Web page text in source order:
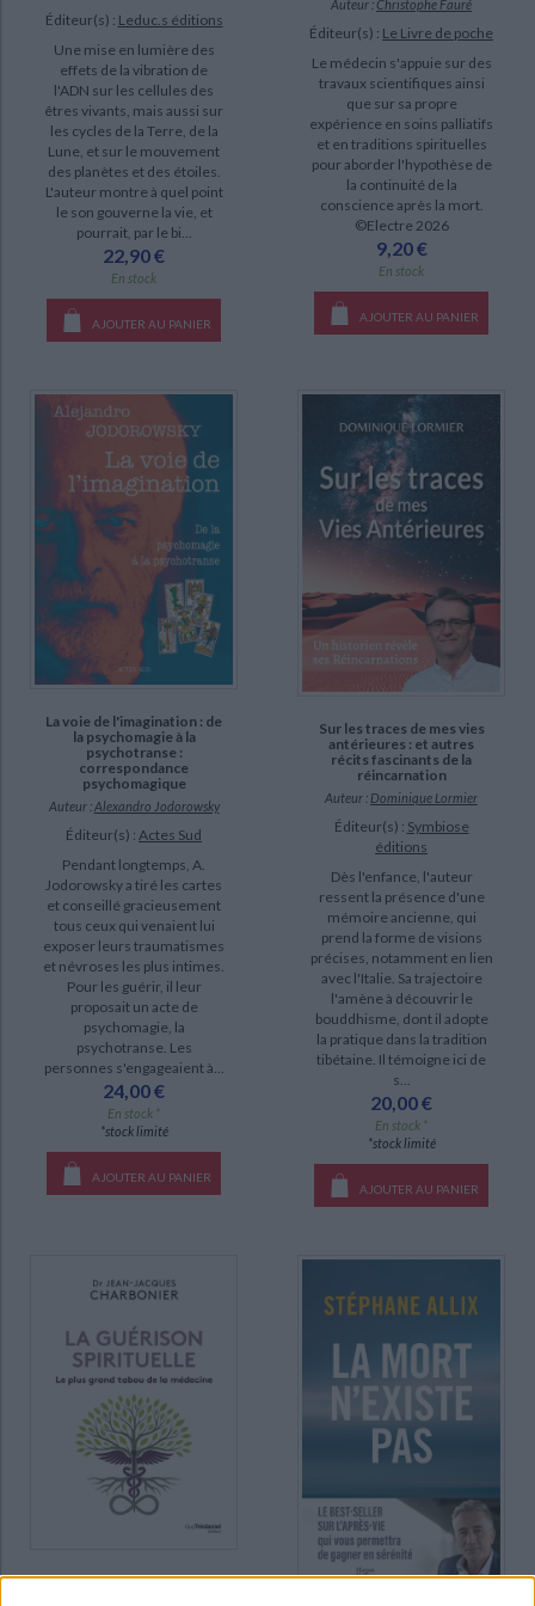
Éditeur(s) : Leduc.s éditions
Une mise en lumière des
effets de la vibration de
l'ADN sur les cellules des
êtres vivants, mais aussi sur
les cycles de la Terre, de la
Lune, et sur le mouvement
des planètes et des étoiles.
L'auteur montre à quel point
le son gouverne la vie, et
pourrait, par le bi...
22,90 €
En stock
AJOUTER AU PANIER
Auteur : Christophe Fauré
Éditeur(s) : Le Livre de poche
Le médecin s'appuie sur des
travaux scientifiques ainsi
que sur sa propre
expérience en soins palliatifs
et en traditions spirituelles
pour aborder l'hypothèse de
la continuité de la
conscience après la mort.
©Electre 2026
9,20 €
En stock
AJOUTER AU PANIER
La voie de l'imagination : de
la psychomagie à la
psychotranse :
correspondance
psychomagique
Auteur :Alexandro Jodorowsky
Éditeur(s) : Actes Sud
Pendant longtemps, A.
Jodorowsky a tiré les cartes
et conseillé gracieusement
tous ceux qui venaient lui
exposer leurs traumatismes
et névroses les plus intimes.
Pour les guérir, il leur
proposait un acte de
psychomagie, la
psychotranse. Les
personnes s'engageaient à...
24,00 €
En stock *
*stock limité
AJOUTER AU PANIER
Sur les traces de mes vies
antérieures : et autres
récits fascinants de la
réincarnation
Auteur : Dominique Lormier
Éditeur(s) : Symbiose
éditions
Dès l'enfance, l'auteur
ressent la présence d'une
mémoire ancienne, qui
prend la forme de visions
précises, notamment en lien
avec l'Italie. Sa trajectoire
l'amène à découvrir le
bouddhisme, dont il adopte
la pratique dans la tradition
tibétaine. Il témoigne ici de
s...
20,00 €
En stock *
*stock limité
AJOUTER AU PANIER
La guérison spirituelle : le